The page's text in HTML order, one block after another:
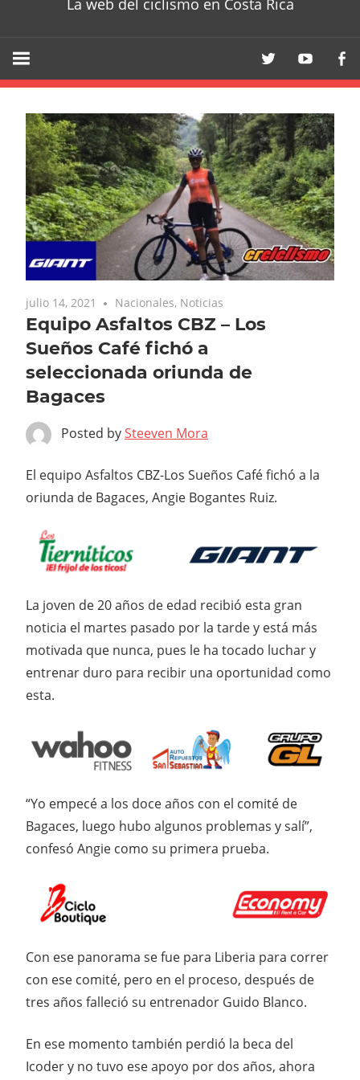
La web del ciclismo en Costa Rica
julio 14, 2021 Nacionales, Noticias
Equipo Asfaltos CBZ – Los
Sueños Café fichó a
seleccionada oriunda de
Bagaces
Posted bySteeven Mora
El equipo Asfaltos CBZ-Los Sueños Café fichó a la
oriunda de Bagaces, Angie Bogantes Ruiz.
La joven de 20 años de edad recibió esta gran
noticia el martes pasado por la tarde y está más
motivada que nunca, pues le ha tocado luchar y
entrenar duro para recibir una oportunidad como
esta.
“Yo empecé a los doce años con el comité de
Bagaces, luego hubo algunos problemas y salí”,
confesó Angie como su primera prueba.
Con ese panorama se fue para Liberia para correr
con ese comité, pero en el proceso, después de
tres años falleció su entrenador Guido Blanco.
En ese momento también perdió la beca del
Icoder y no tuvo ese apoyo por dos años, ahora